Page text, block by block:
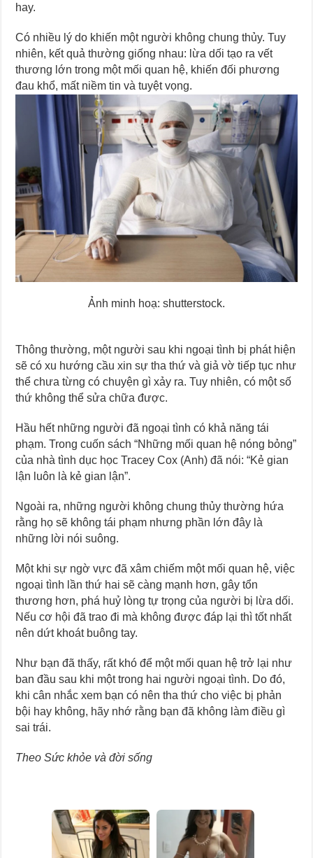
hay.
Có nhiều lý do khiến một người không chung thủy. Tuy
nhiên, kết quả thường giống nhau: lừa dối tạo ra vết
thương lớn trong một mối quan hệ, khiến đối phương
đau khổ, mất niềm tin và tuyệt vọng.
Ảnh minh hoạ: shutterstock.
Thông thường, một người sau khi ngoại tình bị phát hiện
sẽ có xu hướng cầu xin sự tha thứ và giả vờ tiếp tục như
thể chưa từng có chuyện gì xảy ra. Tuy nhiên, có một số
thứ không thể sửa chữa được.
Hầu hết những người đã ngoại tình có khả năng tái
phạm. Trong cuốn sách “Những mối quan hệ nóng bỏng”
của nhà tình dục học Tracey Cox (Anh) đã nói: “Kẻ gian
lận luôn là kẻ gian lận”.
Ngoài ra, những người không chung thủy thường hứa
rằng họ sẽ không tái phạm nhưng phần lớn đây là
những lời nói suông.
Một khi sự ngờ vực đã xâm chiếm một mối quan hệ, việc
ngoại tình lần thứ hai sẽ càng mạnh hơn, gây tổn
thương hơn, phá huỷ lòng tự trọng của người bị lừa dối.
Nếu cơ hội đã trao đi mà không được đáp lại thì tốt nhất
nên dứt khoát buông tay.
Như bạn đã thấy, rất khó để một mối quan hệ trở lại như
ban đầu sau khi một trong hai người ngoại tình. Do đó,
khi cân nhắc xem bạn có nên tha thứ cho việc bị phản
bội hay không, hãy nhớ rằng bạn đã không làm điều gì
sai trái.
Theo Sức khỏe và đời sống